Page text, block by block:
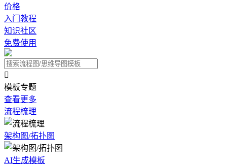
价格
入门教程
知识社区
免费使用

模板专题
查看更多
流程梳理
架构图/拓扑图
AI生成模板